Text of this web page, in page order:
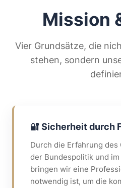
Mission
Vier Grundsätze, die
stehen, sondern
🔐 Sicherheit durch
Durch die Erfahrung
der Bundespolitik und
bringen wir eine
notwendig ist, um die